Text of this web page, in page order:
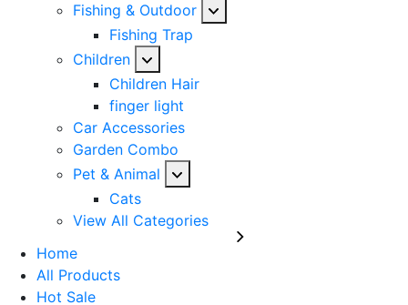
Fishing & Outdoor
Fishing Trap
Children
Children Hair
finger light
Car Accessories
Garden Combo
Pet & Animal
Cats
View All Categories
Home
All Products
Hot Sale